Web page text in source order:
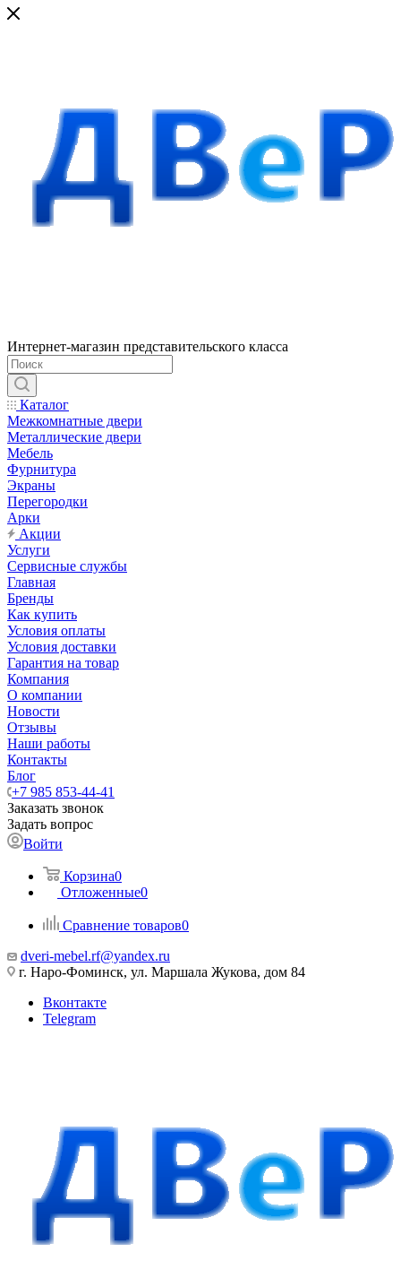
Интернет-магазин представительского класса
Каталог
Межкомнатные двери
Металлические двери
Мебель
Фурнитура
Экраны
Перегородки
Арки
Акции
Услуги
Сервисные службы
Главная
Бренды
Как купить
Условия оплаты
Условия доставки
Гарантия на товар
Компания
О компании
Новости
Отзывы
Наши работы
Контакты
Блог
+7 985 853-44-41
Заказать звонок
Задать вопрос
Войти
Корзина0
Отложенные0
Сравнение товаров0
dveri-mebel.rf@yandex.ru
г. Наро-Фоминск, ул. Маршала Жукова, дом 84
Вконтакте
Telegram